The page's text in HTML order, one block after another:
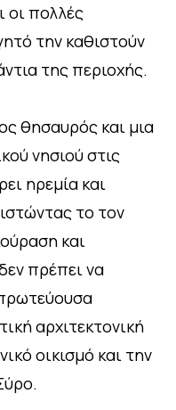
οι πολλές
την καθιστούν
της περιοχής.
θησαυρός και μια
νησιού στις
ηρεμία και
το τον
και
πρέπει να
αρχιτεκτονική
οικισμό και την